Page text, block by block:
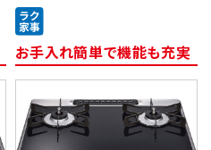
お手入れ簡単で機能も充実